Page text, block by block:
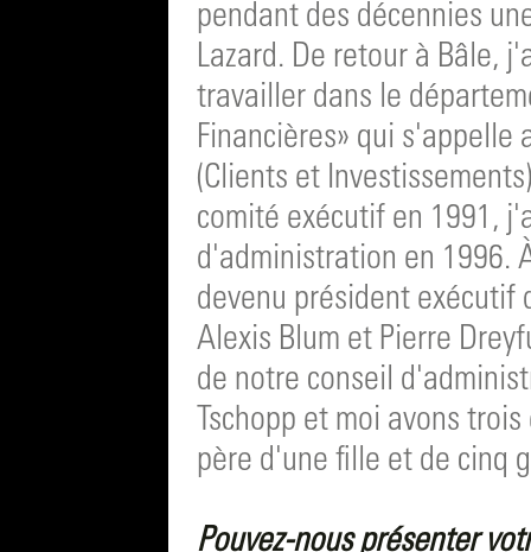
pendant des décennies
Lazard. De retour à Bâle,
travailler dans le
Financières» qui s'appelle
(Clients et
comité exécutif en 1991,
d'administration en 1996.
devenu président exécutif
Alexis Blum et Pierre
de notre conseil
Tschopp et moi avons
père d'une fille et de cinq
Pouvez-nous présenter